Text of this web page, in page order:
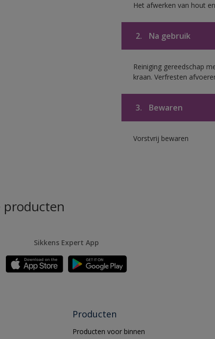
Het afwerken van hout
2. Na gebruik
Reiniging gereedschap
kraan. Verfresten
3. Bewaren
Vorstvrij bewaren
producten
Sikkens Expert App
Producten
Producten voor binnen